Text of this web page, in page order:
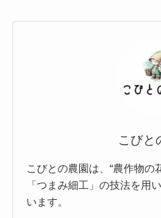
こびと
こびとの農園は、“農作物の
「つまみ細工」の技法を用
います。